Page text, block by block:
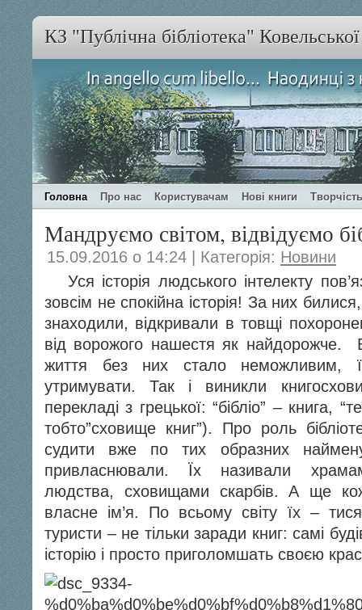
КЗ "Публічна бібліотека"
Головна Про нас Користувачам Нові книги
Мандруємо світом, відвідуємо
15.09.2016 о 14:24 | Категорія: Новини
Уся історія людського інтелекту
зовсім не спокійна історія! За них
знаходили, відкривали в товщі
від ворожого нашестя як найдорожче.
життя без них стало неможливим,
утримувати. Так і виникли
перекладі з грецької: “бібліо” – книга,
тобто”сховище книг”). Про роль
судити вже по тих образних
привласнювали. Їх називали
людства, сховищами скарбів. А ще
власне ім’я. По всьому світу їх –
туристи – не тільки заради книг: самі
історію і просто приголомшать своєю